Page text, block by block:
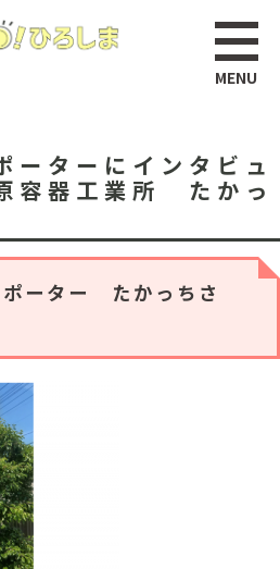
ーターにインタビュ
容器工業所 たかっ
ポーター たかっちさ